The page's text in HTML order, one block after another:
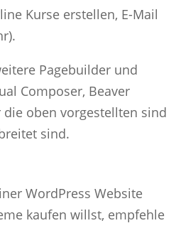
Kurse erstellen, E-Mail
Pagebuilder und
Composer, Beaver
oben vorgestellten sind
sind.
WordPress Website
kaufen willst, empfehle